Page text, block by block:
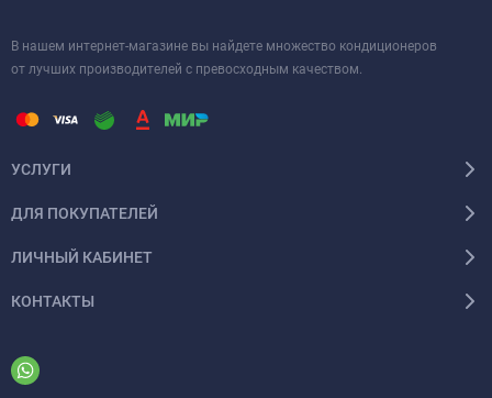
В нашем интернет-магазине вы найдете множество кондиционеров
от лучших производителей с превосходным качеством.
УСЛУГИ
ДЛЯ ПОКУПАТЕЛЕЙ
ЛИЧНЫЙ КАБИНЕТ
КОНТАКТЫ